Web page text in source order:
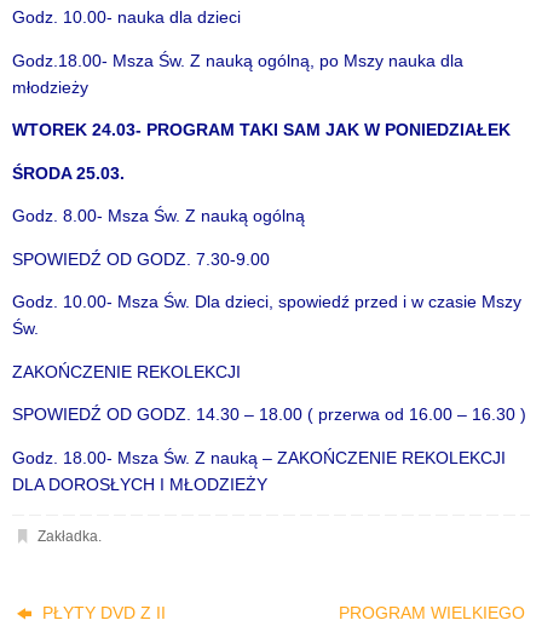
Godz. 10.00- nauka dla dzieci
Godz.18.00- Msza Św. Z nauką ogólną, po Mszy nauka dla
młodzieży
WTOREK 24.03- PROGRAM TAKI SAM JAK W PONIEDZIAŁEK
ŚRODA 25.03.
Godz. 8.00- Msza Św. Z nauką ogólną
SPOWIEDŹ OD GODZ. 7.30-9.00
Godz. 10.00- Msza Św. Dla dzieci, spowiedź przed i w czasie Mszy
Św.
ZAKOŃCZENIE REKOLEKCJI
SPOWIEDŹ OD GODZ. 14.30 – 18.00 ( przerwa od 16.00 – 16.30 )
Godz. 18.00- Msza Św. Z nauką – ZAKOŃCZENIE REKOLEKCJI
DLA DOROSŁYCH I MŁODZIEŻY
Zakładka.
PŁYTY DVD Z II
PROGRAM WIELKIEGO